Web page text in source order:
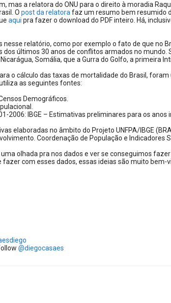
mas a relatora do ONU para o direito à moradia
O post da relatora faz um resumo bem resumido
aqui pra fazer o download do PDF inteiro. Há,
nesse relatório, como por exemplo o fato de que no
dos últimos 30 anos de conflitos armados no
Somália, que a Gurra do Golfo, a primeira
o cálculo das taxas de mortalidade do Brasil,
as seguintes fontes:
Demográficos.
2006: IBGE – Estimativas preliminares para os
elaboradas no âmbito do Projeto UNFPA/IBGE
Coordenação de População e Indicadores
uma olhada pra nos dados e ver se conseguimos
com esses dados, essas ideias são muito bem-
@diegocasaes